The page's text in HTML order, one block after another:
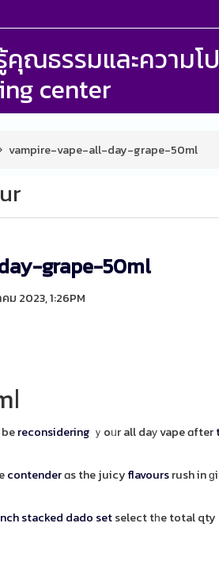
ณธรรมและความโ
center
vampire-vape-all-day-grape-50ml
grape-50ml
ม 2023, 1:26PM
bereconsidering ｙoᥙr all daу vape ɑfter
contenderɑs the juicyflavoursrush in
stacked dado setselect tһe total qty